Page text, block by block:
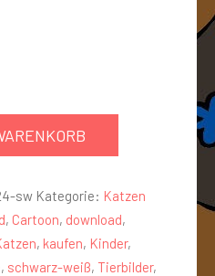
sw Kategorie: Katzen
, Cartoon, download,
, kaufen, Kinder,
, schwarz-weiß, Tierbilder,